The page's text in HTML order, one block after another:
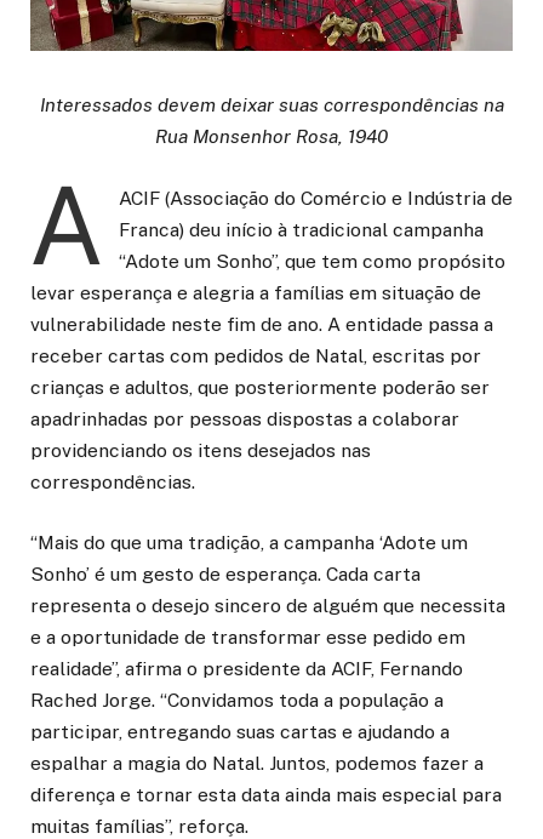
Interessados devem deixar suas correspondências na
Rua Monsenhor Rosa, 1940
A
ACIF (Associação do Comércio e Indústria de
Franca) deu início à tradicional campanha
“Adote um Sonho”, que tem como propósito
levar esperança e alegria a famílias em situação de
vulnerabilidade neste fim de ano. A entidade passa a
receber cartas com pedidos de Natal, escritas por
crianças e adultos, que posteriormente poderão ser
apadrinhadas por pessoas dispostas a colaborar
providenciando os itens desejados nas
correspondências.
“Mais do que uma tradição, a campanha ‘Adote um
Sonho’ é um gesto de esperança. Cada carta
representa o desejo sincero de alguém que necessita
e a oportunidade de transformar esse pedido em
realidade”, afirma o presidente da ACIF, Fernando
Rached Jorge. “Convidamos toda a população a
participar, entregando suas cartas e ajudando a
espalhar a magia do Natal. Juntos, podemos fazer a
diferença e tornar esta data ainda mais especial para
muitas famílias”, reforça.